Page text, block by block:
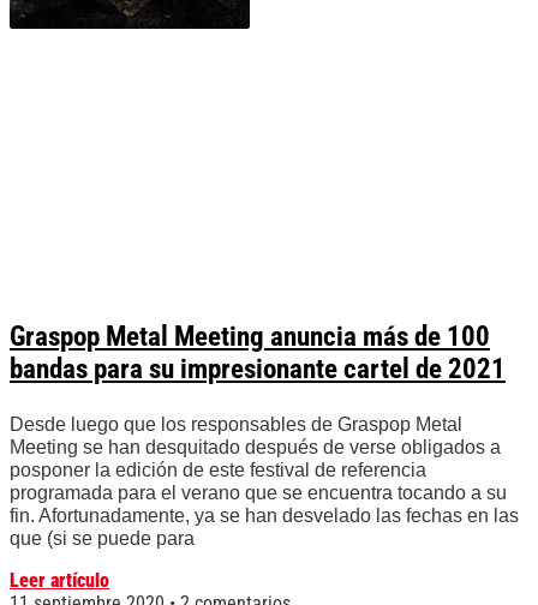
Graspop Metal Meeting anuncia más de 100
bandas para su impresionante cartel de 2021
Desde luego que los responsables de Graspop Metal
Meeting se han desquitado después de verse obligados a
posponer la edición de este festival de referencia
programada para el verano que se encuentra tocando a su
fin. Afortunadamente, ya se han desvelado las fechas en las
que (si se puede para
Leer artículo